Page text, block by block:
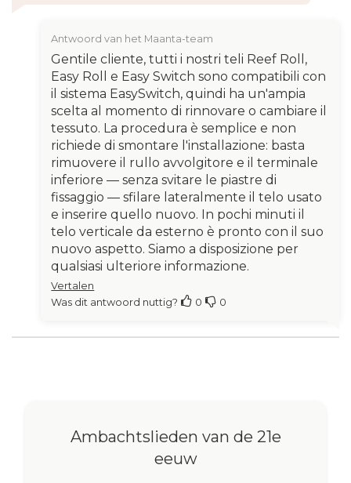
Antwoord van het Maanta-team
Gentile cliente, tutti i nostri teli Reef Roll,
Easy Roll e Easy Switch sono compatibili con
il sistema EasySwitch, quindi ha un'ampia
scelta al momento di rinnovare o cambiare il
tessuto. La procedura è semplice e non
richiede di smontare l'installazione: basta
rimuovere il rullo avvolgitore e il terminale
inferiore — senza svitare le piastre di
fissaggio — sfilare lateralmente il telo usato
e inserire quello nuovo. In pochi minuti il
telo verticale da esterno è pronto con il suo
nuovo aspetto. Siamo a disposizione per
qualsiasi ulteriore informazione.
Vertalen
Was dit antwoord nuttig?
0 0
Ambachtslieden van de 21e
eeuw